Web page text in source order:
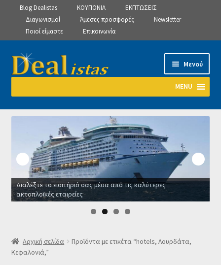
Blog Dealistas ΚΟΥΠΟΝΙΑ
ΕΚΠΤΩΣΕΙΣ
Διαγωνισμοί
Άμεσες προσφορές
Newsletter
Ποιοί είμαστε
Επικοινωνία
Απευθείας
μετάβαση
πλοήγηση
Μετάβαση
σε
Μενού
MENU
Αρχική
Manage Subscriptions
Manage Subscriptions
Manage Subscriptions
SLIDER
Διαλέξτε το εισιτήριό σας μέσα από τις καλύτερες
ακτοπλοϊκές εταιρείες
Αρχική σελίδα
Προϊόντα με ετικέτα “hotels, Λουρδάτα,
Κεφαλονιά,”